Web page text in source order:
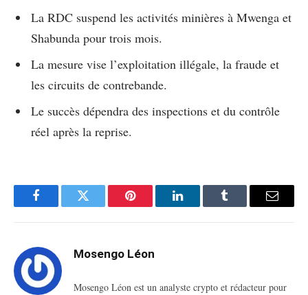
La RDC suspend les activités minières à Mwenga et
Shabunda pour trois mois.
La mesure vise l’exploitation illégale, la fraude et
les circuits de contrebande.
Le succès dépendra des inspections et du contrôle
réel après la reprise.
FacebookTwitter Pinterest LinkedInTumblr Email
Mosengo Léon
Mosengo Léon est un analyste crypto et rédacteur pour